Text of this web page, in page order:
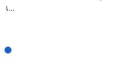
เ…